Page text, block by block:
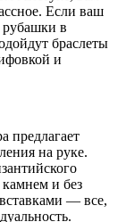
Если ваш
рубашки в
браслеты
и
предлагает
на руке.
и без
— все,